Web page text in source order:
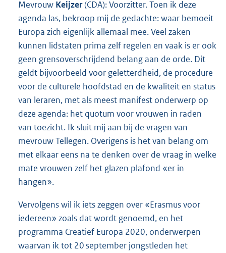
Mevrouw Keijzer(CDA): Voorzitter. Toen ik deze
agenda las, bekroop mij de gedachte: waar bemoeit
Europa zich eigenlijk allemaal mee. Veel zaken
kunnen lidstaten prima zelf regelen en vaak is er ook
geen grensoverschrijdend belang aan de orde. Dit
geldt bijvoorbeeld voor geletterdheid, de procedure
voor de culturele hoofdstad en de kwaliteit en status
van leraren, met als meest manifest onderwerp op
deze agenda: het quotum voor vrouwen in raden
van toezicht. Ik sluit mij aan bij de vragen van
mevrouw Tellegen. Overigens is het van belang om
met elkaar eens na te denken over de vraag in welke
mate vrouwen zelf het glazen plafond «er in
hangen».
Vervolgens wil ik iets zeggen over «Erasmus voor
iedereen» zoals dat wordt genoemd, en het
programma Creatief Europa 2020, onderwerpen
waarvan ik tot 20 september jongstleden het